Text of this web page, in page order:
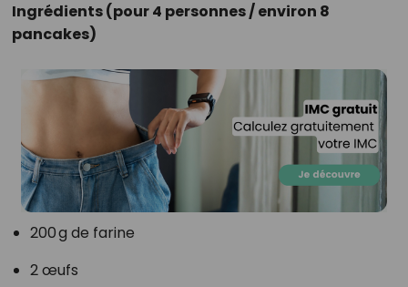
Ingrédients (pour 4 personnes / environ 8
pancakes)
200 g de farine
2 œufs